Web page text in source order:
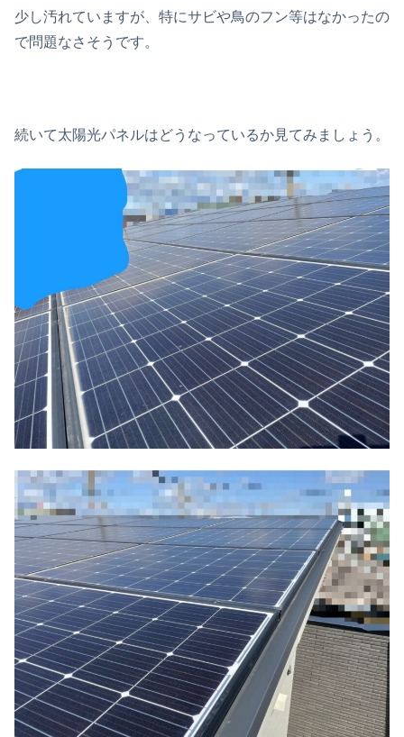
少し汚れていますが、特にサビや鳥のフン等はなかったの
で問題なさそうです。
続いて太陽光パネルはどうなっているか見てみましょう。